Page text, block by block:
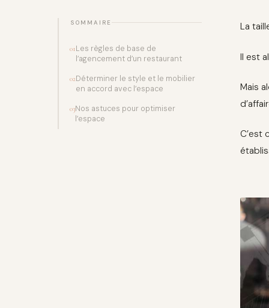
SOMMAIRE
01 Les règles de base de
l’agencement d’un restaurant
02Déterminer le style et le mobilier
en accord avec l’espace
03Nos astuces pour optimiser
l’espace
La
Il est
Mais
C’est